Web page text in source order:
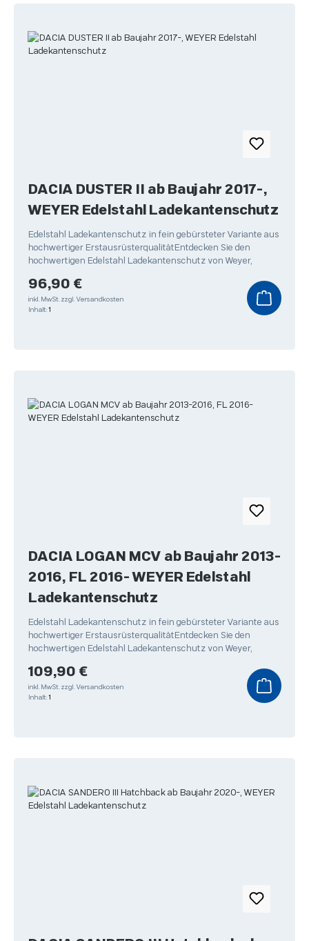
DACIA DUSTER II ab Baujahr 2017-,
WEYER Edelstahl Ladekantenschutz
Edelstahl Ladekantenschutz in fein gebürsteter Variante aus
hochwertiger ErstausrüsterqualitätEntdecken Sie den
hochwertigen Edelstahl Ladekantenschutz von Weyer,
Regulärer Preis:
96,90 €
inkl. MwSt. zzgl. Versandkosten
Inhalt: 1
DACIA LOGAN MCV ab Baujahr 2013-
2016, FL 2016- WEYER Edelstahl
Ladekantenschutz
Edelstahl Ladekantenschutz in fein gebürsteter Variante aus
hochwertiger ErstausrüsterqualitätEntdecken Sie den
hochwertigen Edelstahl Ladekantenschutz von Weyer,
Regulärer Preis:
109,90 €
inkl. MwSt. zzgl. Versandkosten
Inhalt: 1